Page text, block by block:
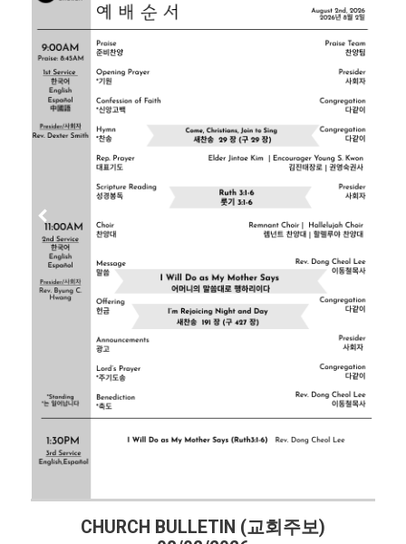
(교회주보)
CHURCH BULLETIN (